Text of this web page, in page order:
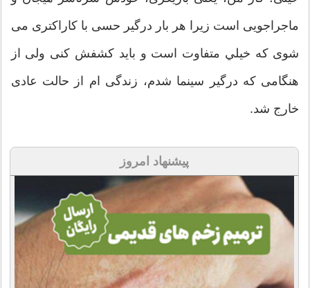
ماجراجویی است زیرا هر بار درگیر حسی با کاراکتری می
شوی که خيلي متفاوت است و باید کشفش کنی ولی از
هنگامی که درگیر سینما شدم، زندگی ام از حالت عادی
خارج شد.
پیشنهاد امروز